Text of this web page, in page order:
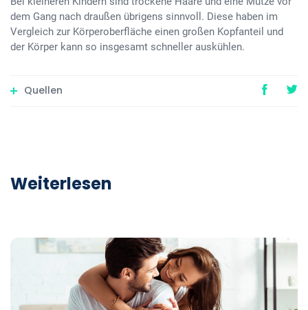
dem Gang nach draußen übrigens sinnvoll. Diese haben im
Vergleich zur Körperoberfläche einen großen Kopfanteil und
der Körper kann so insgesamt schneller auskühlen.
Quellen
Weiterlesen